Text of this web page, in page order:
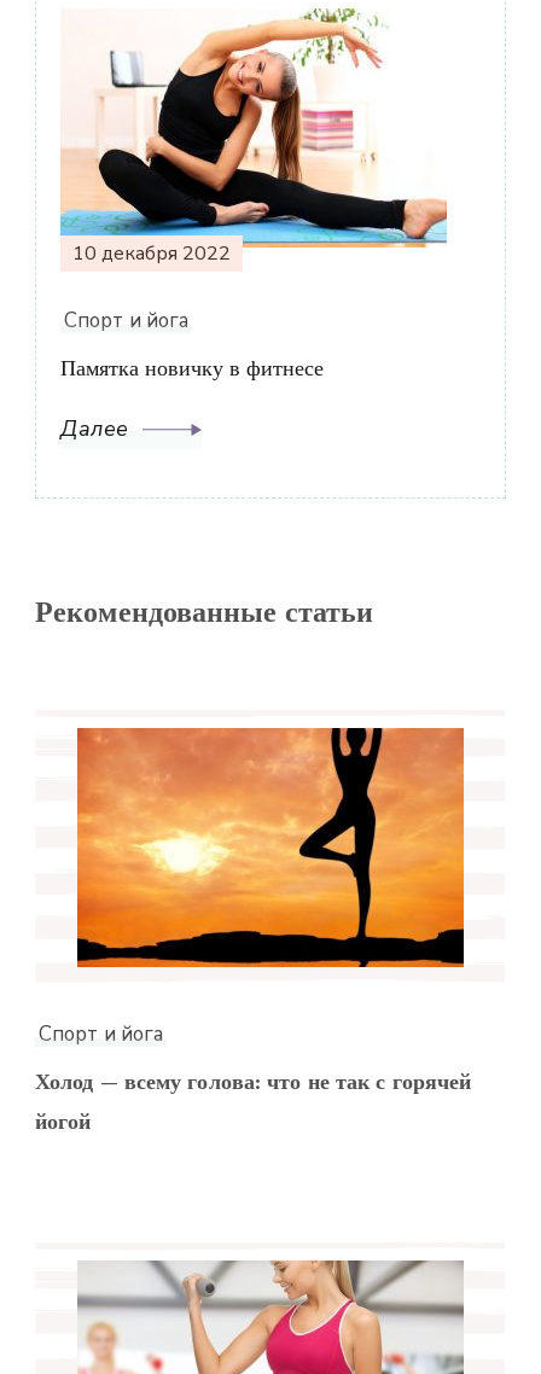
10 декабря 2022
Спорт и йога
Памятка новичку в фитнесе
Далее
Рекомендованные статьи
Спорт и йога
Холод — всему голова: что не так с горячей
йогой